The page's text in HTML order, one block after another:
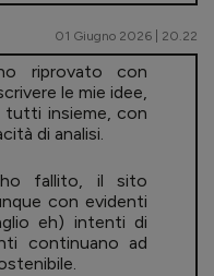
01 Giugno 2026 | 20.22
riprovato con
le mie idee,
tutti insieme, con
di analisi.
fallito, il sito
con evidenti
eh) intenti di
continuano ad